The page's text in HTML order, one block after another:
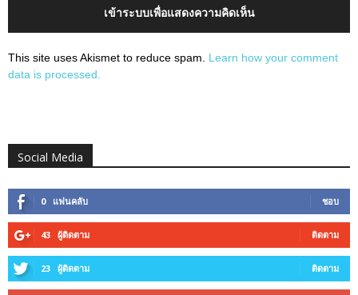
เข้าระบบเพื่อแสดงความคิดเห็น
This site uses Akismet to reduce spam. Learn how your comment
data is processed.
Social Media
0 แฟนคลับ ชอบ
43 ผู้ติดตาม ติดตาม
23 ผู้ติดตาม ติดตาม